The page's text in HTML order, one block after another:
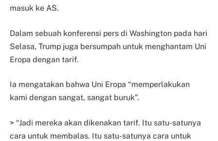
masuk ke AS.
Dalam sebuah konferensi pers di Washington pada hari
Selasa, Trump juga bersumpah untuk menghantam Uni
Eropa dengan tarif.
Ia mengatakan bahwa Uni Eropa “memperlakukan
kami dengan sangat, sangat buruk”.
> “Jadi mereka akan dikenakan tarif. Itu satu-satunya
cara untuk membalas. Itu satu-satunya cara untuk